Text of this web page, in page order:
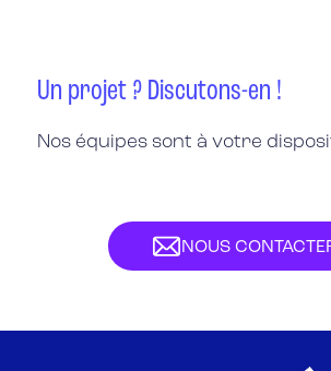
Un projet ? Discutons-en !
Nos équipes sont à votre
NOUS